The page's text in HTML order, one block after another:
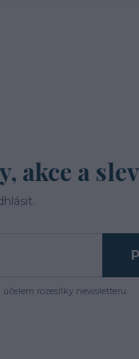
akce a
účelem rozesílky newsletteru.